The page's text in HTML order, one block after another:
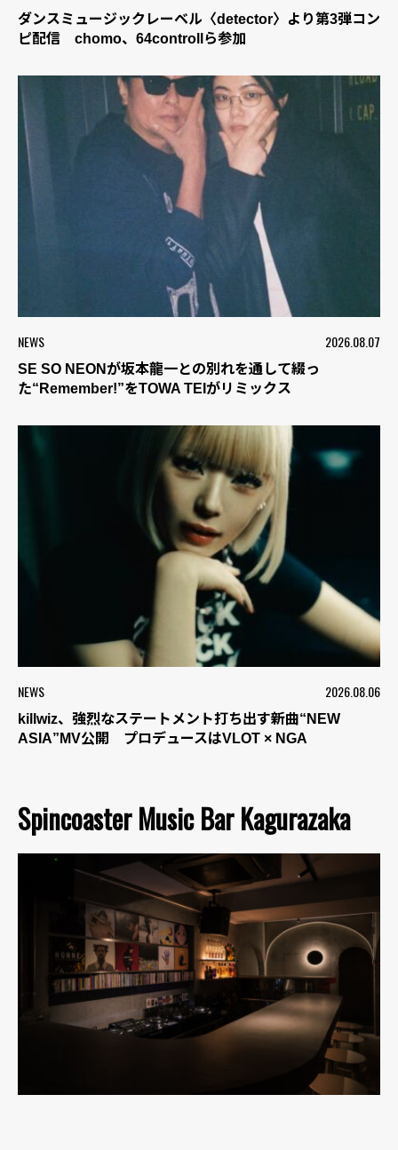
ダンスミュージックレーベル〈detector〉より第3弾コン
ピ配信 chomo、64controllら参加
NEWS 2026.08.07
SE SO NEONが坂本龍一との別れを通して綴っ
た“Remember!”をTOWA TEIがリミックス
NEWS 2026.08.06
killwiz、強烈なステートメント打ち出す新曲“NEW
ASIA”MV公開 プロデュースはVLOT × NGA
Spincoaster Music Bar Kagurazaka